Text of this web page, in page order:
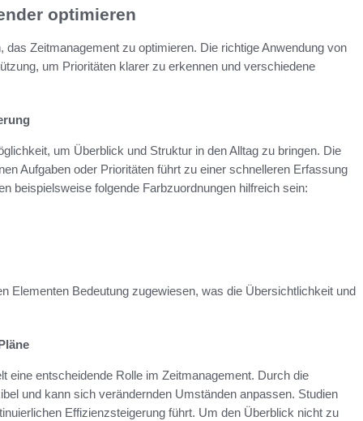
optimieren
Zeitmanagement zu optimieren. Die richtige Anwendung von
um Prioritäten klarer zu erkennen und verschiedene
um Überblick und Struktur in den Alltag zu bringen. Die
Aufgaben oder Prioritäten führt zu einer schnelleren Erfassung
beispielsweise folgende Farbzuordnungen hilfreich sein:
Elementen Bedeutung zugewiesen, was die Übersichtlichkeit und
eine entscheidende Rolle im Zeitmanagement. Durch die
und kann sich verändernden Umständen anpassen. Studien
Effizienzsteigerung führt. Um den Überblick nicht zu